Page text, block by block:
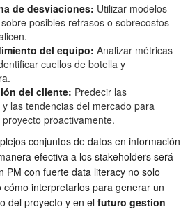
de desviaciones: Utilizar modelos
posibles retrasos o sobrecostos
del equipo: Analizar métricas
cuellos de botella y
del cliente: Predecir las
las tendencias del mercado para
proactivamente.
conjuntos de datos en información
efectiva a los stakeholders será
PM con fuerte data literacy no solo
interpretarlos para generar un
del proyecto y en el futuro gestion